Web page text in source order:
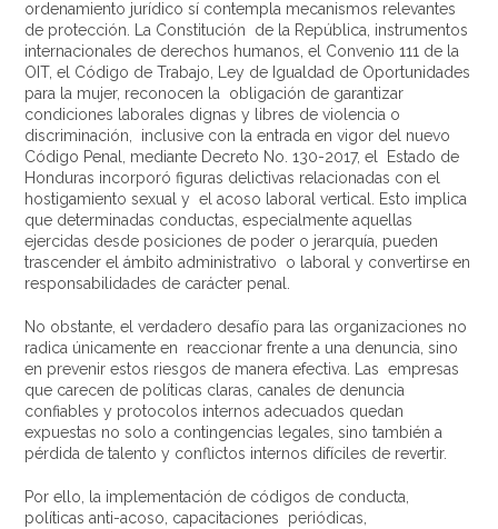
ordenamiento jurídico sí contempla mecanismos relevantes
de protección. La Constitución de la República, instrumentos
internacionales de derechos humanos, el Convenio 111 de la
OIT, el Código de Trabajo, Ley de Igualdad de Oportunidades
para la mujer, reconocen la obligación de garantizar
condiciones laborales dignas y libres de violencia o
discriminación, inclusive con la entrada en vigor del nuevo
Código Penal, mediante Decreto No. 130-2017, el Estado de
Honduras incorporó figuras delictivas relacionadas con el
hostigamiento sexual y el acoso laboral vertical. Esto implica
que determinadas conductas, especialmente aquellas
ejercidas desde posiciones de poder o jerarquía, pueden
trascender el ámbito administrativo o laboral y convertirse en
responsabilidades de carácter penal.
No obstante, el verdadero desafío para las organizaciones no
radica únicamente en reaccionar frente a una denuncia, sino
en prevenir estos riesgos de manera efectiva. Las empresas
que carecen de políticas claras, canales de denuncia
confiables y protocolos internos adecuados quedan
expuestas no solo a contingencias legales, sino también a
pérdida de talento y conflictos internos difíciles de revertir.
Por ello, la implementación de códigos de conducta,
políticas anti-acoso, capacitaciones periódicas,